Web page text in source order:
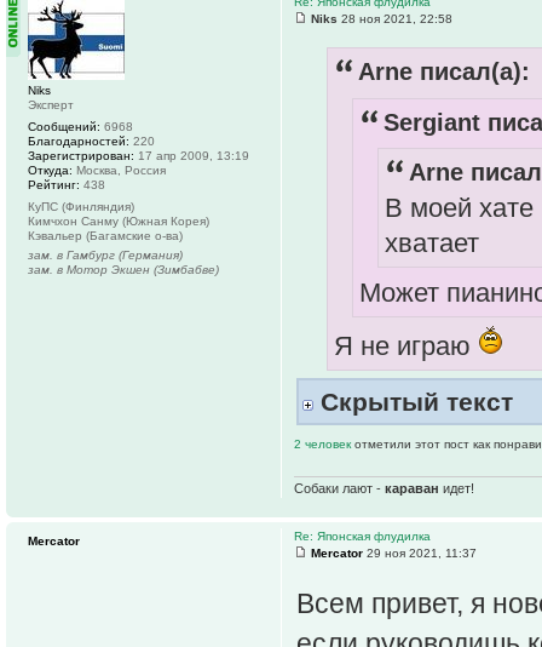
Niks 28 ноя 2021, 22:58
Arne писал(а):
Sergiant
Arne
В моей хате
хватает
Может
Я не играю
Скрытый текст
2 человек отметили этот пост как
Собаки лают - караван идет!
Niks
Эксперт
Сообщений: 6968
Благодарностей: 220
Зарегистрирован: 17 апр 2009, 13:19
Откуда: Москва, Россия
Рейтинг: 438
КуПС (Финляндия)
Кимчхон Санму (Южная Корея)
Кэвальер (Багамские о-ва)
зам. в Гамбург (Германия)
зам. в Мотор Экшен (Зимбабве)
Re: Японская флудилка
Mercator 29 ноя 2021, 11:37
Всем привет, я
Mercator